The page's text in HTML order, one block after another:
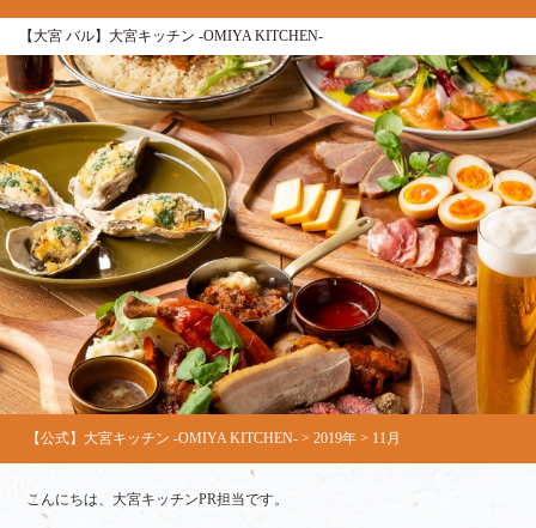
【大宮 バル】大宮キッチン ‐OMIYA KITCHEN‐
【公式】大宮キッチン ‐OMIYA KITCHEN‐ >2019年 > 11月
こんにちは、大宮キッチンPR担当です。